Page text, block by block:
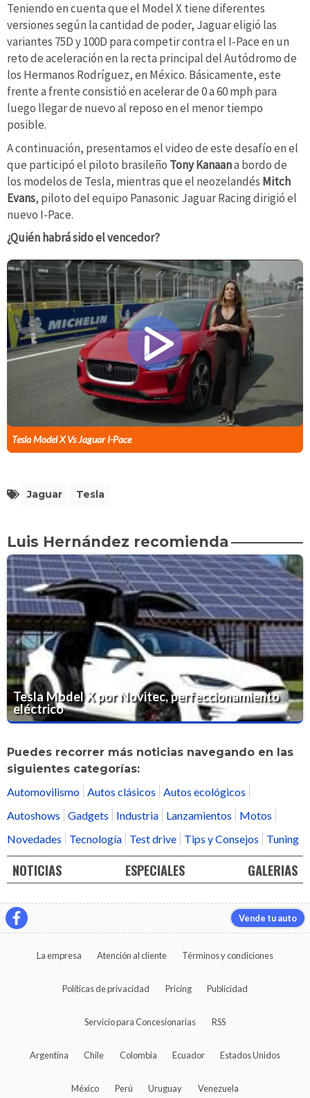
Teniendo en cuenta que el Model X tiene diferentes
versiones según la cantidad de poder, Jaguar eligió las
variantes 75D y 100D para competir contra el I-Pace en un
reto de aceleración en la recta principal del Autódromo de
los Hermanos Rodríguez, en México. Básicamente, este
frente a frente consistió en acelerar de 0 a 60 mph para
luego llegar de nuevo al reposo en el menor tiempo
posible.
A continuación, presentamos el video de este desafío en el
que participó el piloto brasileño Tony Kanaana bordo de
los modelos de Tesla, mientras que el neozelandés Mitch
Evans, piloto del equipo Panasonic Jaguar Racing dirigió el
nuevo I-Pace.
¿Quién habrá sido el vencedor?
Tesla Model X Vs Jaguar I-Pace
Jaguar Tesla
Luis Hernández recomienda
Tesla Model X por Novitec, perfeccionamiento
eléctrico
Puedes recorrer más noticias navegando en las
siguientes categorías:
Automovilismo Autos clásicos
Autos ecológicos
Autoshows
Gadgets Industria Lanzamientos
Motos
Novedades
Tecnología Test drive Tips y Consejos Tuning
NOTICIAS ESPECIALES GALERIAS
Vende tu auto
La empresa Atención al cliente Términos y condiciones
Políticas de privacidad Pricing Publicidad
Servicio para Concesionarias RSS
Argentina Chile Colombia Ecuador Estados Unidos
México Perú Uruguay Venezuela